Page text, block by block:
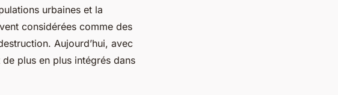
urbaines et la
considérées comme des
Aujourd’hui, avec
plus en plus intégrés dans